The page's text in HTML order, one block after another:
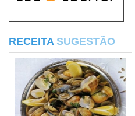
RECEITA SUGESTÃO